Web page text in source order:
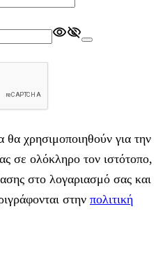
χρησιμοποιηθούν για την
σε ολόκληρο τον ιστότοπο,
στο λογαριασμό σας και
στην πολιτική